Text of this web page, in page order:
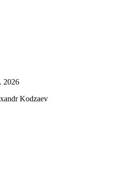
2026
Kodzaev